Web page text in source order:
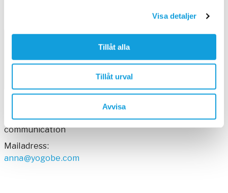
Visa detaljer
Tillåt alla
Tillåt urval
Avvisa
peter@yogobe.com
Founder, strategic
communication
Mailadress:
anna@yogobe.com